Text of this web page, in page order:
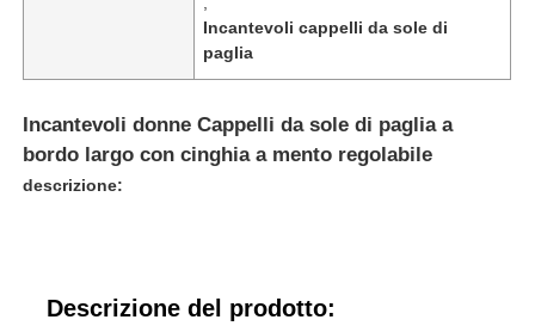
Incantevoli cappelli da sole di
paglia
Incantevoli donne Cappelli da sole di paglia a
bordo largo con cinghia a mento regolabile
descrizione:
Descrizione del prodotto: